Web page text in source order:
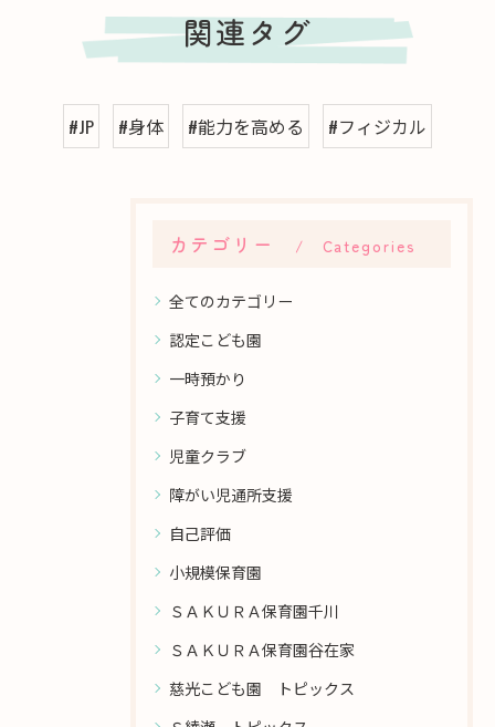
関連タグ
#JP #身体 #能力を高める #フィジカル
カテゴリー Categories
全てのカテゴリー
認定こども園
一時預かり
子育て支援
児童クラブ
障がい児通所支援
自己評価
小規模保育園
ＳＡＫＵＲＡ保育園千川
ＳＡＫＵＲＡ保育園谷在家
慈光こども園 トピックス